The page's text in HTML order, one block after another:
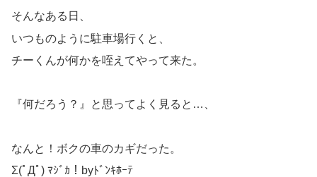
そんなある日、
いつものように駐車場行くと、
チーくんが何かを咥えてやって来た。
『何だろう？』と思ってよく見ると…、
なんと！ボクの車のカギだった。
Σ(ﾟДﾟ) ﾏｼﾞｶ！byﾄﾞﾝｷﾎｰﾃ